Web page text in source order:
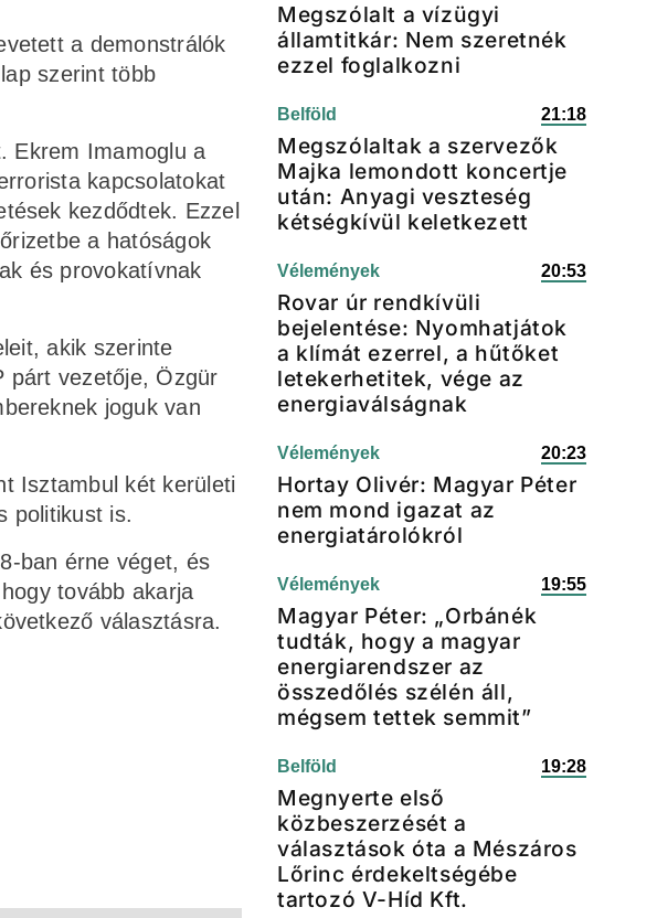
a demonstrálók
szerint több
Ekrem Imamoglu a
kapcsolatokat
kezdődtek. Ezzel
a hatóságok
és provokatívnak
akik szerinte
párt vezetője, Özgür
joguk van
Isztambul két kerületi
politikust is.
ban érne véget, és
tovább akarja
választásra.
Megszólalt a vízügyi
államtitkár: Nem szeretnék
ezzel foglalkozni
Belföld 21:18
Megszólaltak a szervezők
Majka lemondott koncertje
után: Anyagi veszteség
kétségkívül keletkezett
Vélemények 20:53
Rovar úr rendkívüli
bejelentése: Nyomhatjátok
a klímát ezerrel, a hűtőket
letekerhetitek, vége az
energiaválságnak
Vélemények 20:23
Hortay Olivér: Magyar Péter
nem mond igazat az
energiatárolókról
Vélemények 19:55
Magyar Péter: „Orbánék
tudták, hogy a magyar
energiarendszer az
összedőlés szélén áll,
mégsem tettek semmit”
Belföld 19:28
Megnyerte első
közbeszerzését a
választások óta a Mészáros
Lőrinc érdekeltségébe
tartozó V-Híd Kft.